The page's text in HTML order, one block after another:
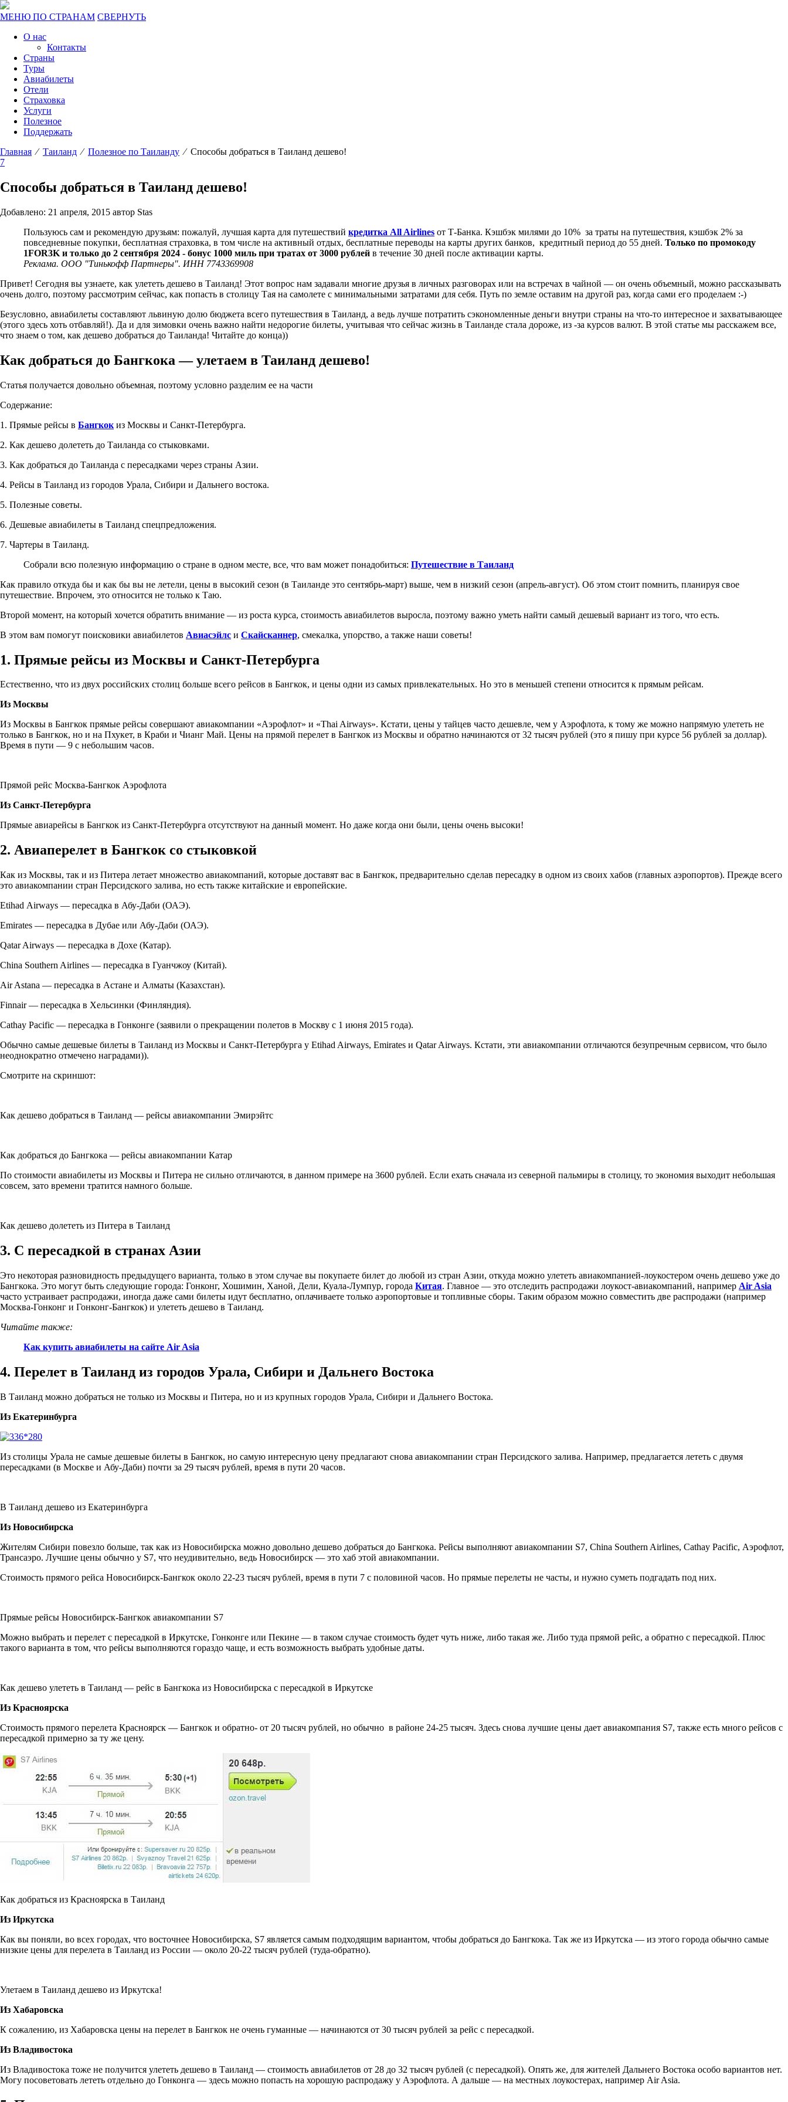
МЕНЮ ПО СТРАНАМ СВЕРНУТЬ
О нас
Контакты
Страны
Туры
Авиабилеты
Отели
Страховка
Услуги
Полезное
Поддержать
Главная ⁄ Таиланд ⁄ Полезное по Таиланду ⁄ Способы добраться в Таиланд дешево!
7
Способы добраться в Таиланд дешево!
Добавлено: 21 апреля, 2015 автор Stas
Пользуюсь сам и рекомендую друзьям: пожалуй, лучшая карта для путешествий кредитка All Airlines от Т-Банка. Кэшбэк милями до 10% за траты на путешествия, кэшбэк 2% за
повседневные покупки, бесплатная страховка, в том числе на активный отдых, бесплатные переводы на карты других банков, кредитный период до 55 дней. Только по промокоду
1FOR3K и только до 2 сентября 2024 - бонус 1000 миль при тратах от 3000 рублей в течение 30 дней после активации карты.
Реклама. ООО "Тинькофф Партнеры". ИНН 7743369908
Привет! Сегодня вы узнаете, как улететь дешево в Таиланд! Этот вопрос нам задавали многие друзья в личных разговорах или на встречах в чайной — он очень объемный, можно рассказывать
очень долго, поэтому рассмотрим сейчас, как попасть в столицу Тая на самолете с минимальными затратами для себя. Путь по земле оставим на другой раз, когда сами его проделаем :-)
Безусловно, авиабилеты составляют львиную долю бюджета всего путешествия в Таиланд, а ведь лучше потратить сэкономленные деньги внутри страны на что-то интересное и захватывающее
(этого здесь хоть отбавляй!). Да и для зимовки очень важно найти недорогие билеты, учитывая что сейчас жизнь в Таиланде стала дороже, из -за курсов валют. В этой статье мы расскажем все,
что знаем о том, как дешево добраться до Таиланда! Читайте до конца))
Как добраться до Бангкока — улетаем в Таиланд дешево!
Статья получается довольно объемная, поэтому условно разделим ее на части
Содержание:
1. Прямые рейсы в Бангкок из Москвы и Санкт-Петербурга.
2. Как дешево долететь до Таиланда со стыковками.
3. Как добраться до Таиланда с пересадками через страны Азии.
4. Рейсы в Таиланд из городов Урала, Сибири и Дальнего востока.
5. Полезные советы.
6. Дешевые авиабилеты в Таиланд спецпредложения.
7. Чартеры в Таиланд.
Собрали всю полезную информацию о стране в одном месте, все, что вам может понадобиться: Путешествие в Таиланд
Как правило откуда бы и как бы вы не летели, цены в высокий сезон (в Таиланде это сентябрь-март) выше, чем в низкий сезон (апрель-август). Об этом стоит помнить, планируя свое
путешествие. Впрочем, это относится не только к Таю.
Второй момент, на который хочется обратить внимание — из роста курса, стоимость авиабилетов выросла, поэтому важно уметь найти самый дешевый вариант из того, что есть.
В этом вам помогут поисковики авиабилетов Авиасэйлс и Скайсканнер, смекалка, упорство, а также наши советы!
1. Прямые рейсы из Москвы и Санкт-Петербурга
Естественно, что из двух российских столиц больше всего рейсов в Бангкок, и цены одни из самых привлекательных. Но это в меньшей степени относится к прямым рейсам.
Из Москвы
Из Москвы в Бангкок прямые рейсы совершают авиакомпании «Аэрофлот» и «Thai Airways». Кстати, цены у тайцев часто дешевле, чем у Аэрофлота, к тому же можно напрямую улететь не
только в Бангкок, но и на Пхукет, в Краби и Чианг Май. Цены на прямой перелет в Бангкок из Москвы и обратно начинаются от 32 тысяч рублей (это я пишу при курсе 56 рублей за доллар).
Время в пути — 9 с небольшим часов.
Прямой рейс Москва-Бангкок Аэрофлота
Из Санкт-Петербурга
Прямые авиарейсы в Бангкок из Санкт-Петербурга отсутствуют на данный момент. Но даже когда они были, цены очень высоки!
2. Авиаперелет в Бангкок со стыковкой
Как из Москвы, так и из Питера летает множество авиакомпаний, которые доставят вас в Бангкок, предварительно сделав пересадку в одном из своих хабов (главных аэропортов). Прежде всего
это авиакомпании стран Персидского залива, но есть также китайские и европейские.
Etihad Airways — пересадка в Абу-Даби (ОАЭ).
Emirates — пересадка в Дубае или Абу-Даби (ОАЭ).
Qatar Airways — пересадка в Дохе (Катар).
China Southern Airlines — пересадка в Гуанчжоу (Китай).
Air Astana — пересадка в Астане и Алматы (Казахстан).
Finnair — пересадка в Хельсинки (Финляндия).
Cathay Pacific — пересадка в Гонконге (заявили о прекращении полетов в Москву с 1 июня 2015 года).
Обычно самые дешевые билеты в Таиланд из Москвы и Санкт-Петербурга у Etihad Airways, Emirates и Qatar Airways. Кстати, эти авиакомпании отличаются безупречным сервисом, что было
неоднократно отмечено наградами)).
Смотрите на скриншот:
Как дешево добраться в Таиланд — рейсы авиакомпании Эмирэйтс
Как добраться до Бангкока — рейсы авиакомпании Катар
По стоимости авиабилеты из Москвы и Питера не сильно отличаются, в данном примере на 3600 рублей. Если ехать сначала из северной пальмиры в столицу, то экономия выходит небольшая
совсем, зато времени тратится намного больше.
Как дешево долететь из Питера в Таиланд
3. С пересадкой в странах Азии
Это некоторая разновидность предыдущего варианта, только в этом случае вы покупаете билет до любой из стран Азии, откуда можно улететь авиакомпанией-лоукостером очень дешево уже до
Бангкока. Это могут быть следующие города: Гонконг, Хошимин, Ханой, Дели, Куала-Лумпур, города Китая. Главное — это отследить распродажи лоукост-авиакомпаний, например Air Asia
часто устраивает распродажи, иногда даже сами билеты идут бесплатно, оплачиваете только аэропортовые и топливные сборы. Таким образом можно совместить две распродажи (например
Москва-Гонконг и Гонконг-Бангкок) и улететь дешево в Таиланд.
Читайте также:
Как купить авиабилеты на сайте Air Asia
4. Перелет в Таиланд из городов Урала, Сибири и Дальнего Востока
В Таиланд можно добраться не только из Москвы и Питера, но и из крупных городов Урала, Сибири и Дальнего Востока.
Из Екатеринбурга
Из столицы Урала не самые дешевые билеты в Бангкок, но самую интересную цену предлагают снова авиакомпании стран Персидского залива. Например, предлагается лететь с двумя
пересадками (в Москве и Абу-Даби) почти за 29 тысяч рублей, время в пути 20 часов.
В Таиланд дешево из Екатеринбурга
Из Новосибирска
Жителям Сибири повезло больше, так как из Новосибирска можно довольно дешево добраться до Бангкока. Рейсы выполняют авиакомпании S7, China Southern Airlines, Cathay Pacific, Аэрофлот,
Трансаэро. Лучшие цены обычно у S7, что неудивительно, ведь Новосибирск — это хаб этой авиакомпании.
Стоимость прямого рейса Новосибирск-Бангкок около 22-23 тысяч рублей, время в пути 7 с половиной часов. Но прямые перелеты не часты, и нужно суметь подгадать под них.
Прямые рейсы Новосибирск-Бангкок авиакомпании S7
Можно выбрать и перелет с пересадкой в Иркутске, Гонконге или Пекине — в таком случае стоимость будет чуть ниже, либо такая же. Либо туда прямой рейс, а обратно с пересадкой. Плюс
такого варианта в том, что рейсы выполняются гораздо чаще, и есть возможность выбрать удобные даты.
Как дешево улететь в Таиланд — рейс в Бангкока из Новосибирска с пересадкой в Иркутске
Из Красноярска
Стоимость прямого перелета Красноярск — Бангкок и обратно- от 20 тысяч рублей, но обычно в районе 24-25 тысяч. Здесь снова лучшие цены дает авиакомпания S7, также есть много рейсов с
пересадкой примерно за ту же цену.
Как добраться из Красноярска в Таиланд
Из Иркутска
Как вы поняли, во всех городах, что восточнее Новосибирска, S7 является самым подходящим вариантом, чтобы добраться до Бангкока. Так же из Иркутска — из этого города обычно самые
низкие цены для перелета в Таиланд из России — около 20-22 тысяч рублей (туда-обратно).
Улетаем в Таиланд дешево из Иркутска!
Из Хабаровска
К сожалению, из Хабаровска цены на перелет в Бангкок не очень гуманные — начинаются от 30 тысяч рублей за рейс с пересадкой.
Из Владивостока
Из Владивостока тоже не получится улететь дешево в Таиланд — стоимость авиабилетов от 28 до 32 тысяч рублей (с пересадкой). Опять же, для жителей Дальнего Востока особо вариантов нет.
Могу посоветовать лететь отдельно до Гонконга — здесь можно попасть на хорошую распродажу у Аэрофлота. А дальше — на местных лоукостерах, например Air Asia.